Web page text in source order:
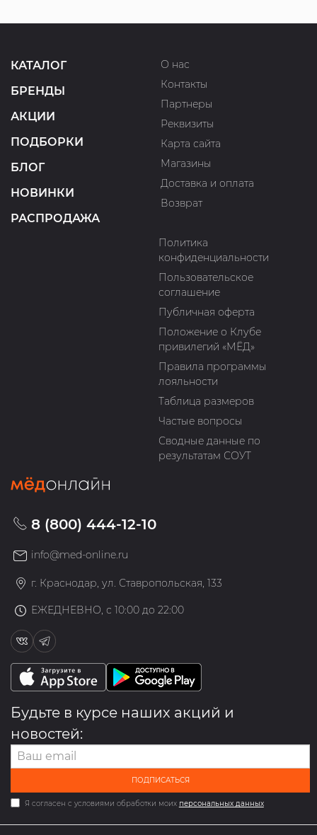
КАТАЛОГ
БРЕНДЫ
АКЦИИ
ПОДБОРКИ
БЛОГ
НОВИНКИ
РАСПРОДАЖА
О нас
Контакты
Партнеры
Реквизиты
Карта сайта
Магазины
Доставка и оплата
Возврат
Политика
конфиденциальности
Пользовательское
соглашение
Публичная оферта
Положение о Клубе
привилегий «МЁД»
Правила программы
лояльности
Таблица размеров
Частые вопросы
Сводные данные по
результатам СОУТ
8 (800) 444-12-10
info@med-online.ru
г. Краснодар, ул. Ставропольская, 133
ЕЖЕДНЕВНО, с 10:00 до 22:00
Будьте в курсе наших акций и
новостей:
ПОДПИСАТЬСЯ
Я согласен с условиями обработки моих персональных данных